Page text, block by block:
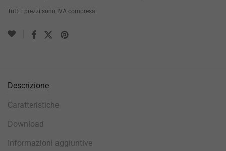
Tutti i prezzi sono IVA compresa
Descrizione
Caratteristiche
Download
Informazioni aggiuntive